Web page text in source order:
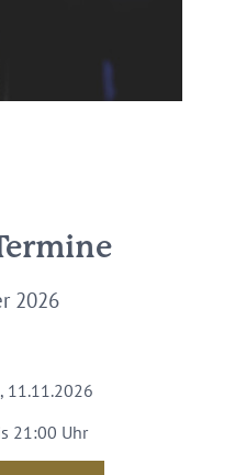
2026
11.11.2026
21:00 Uhr